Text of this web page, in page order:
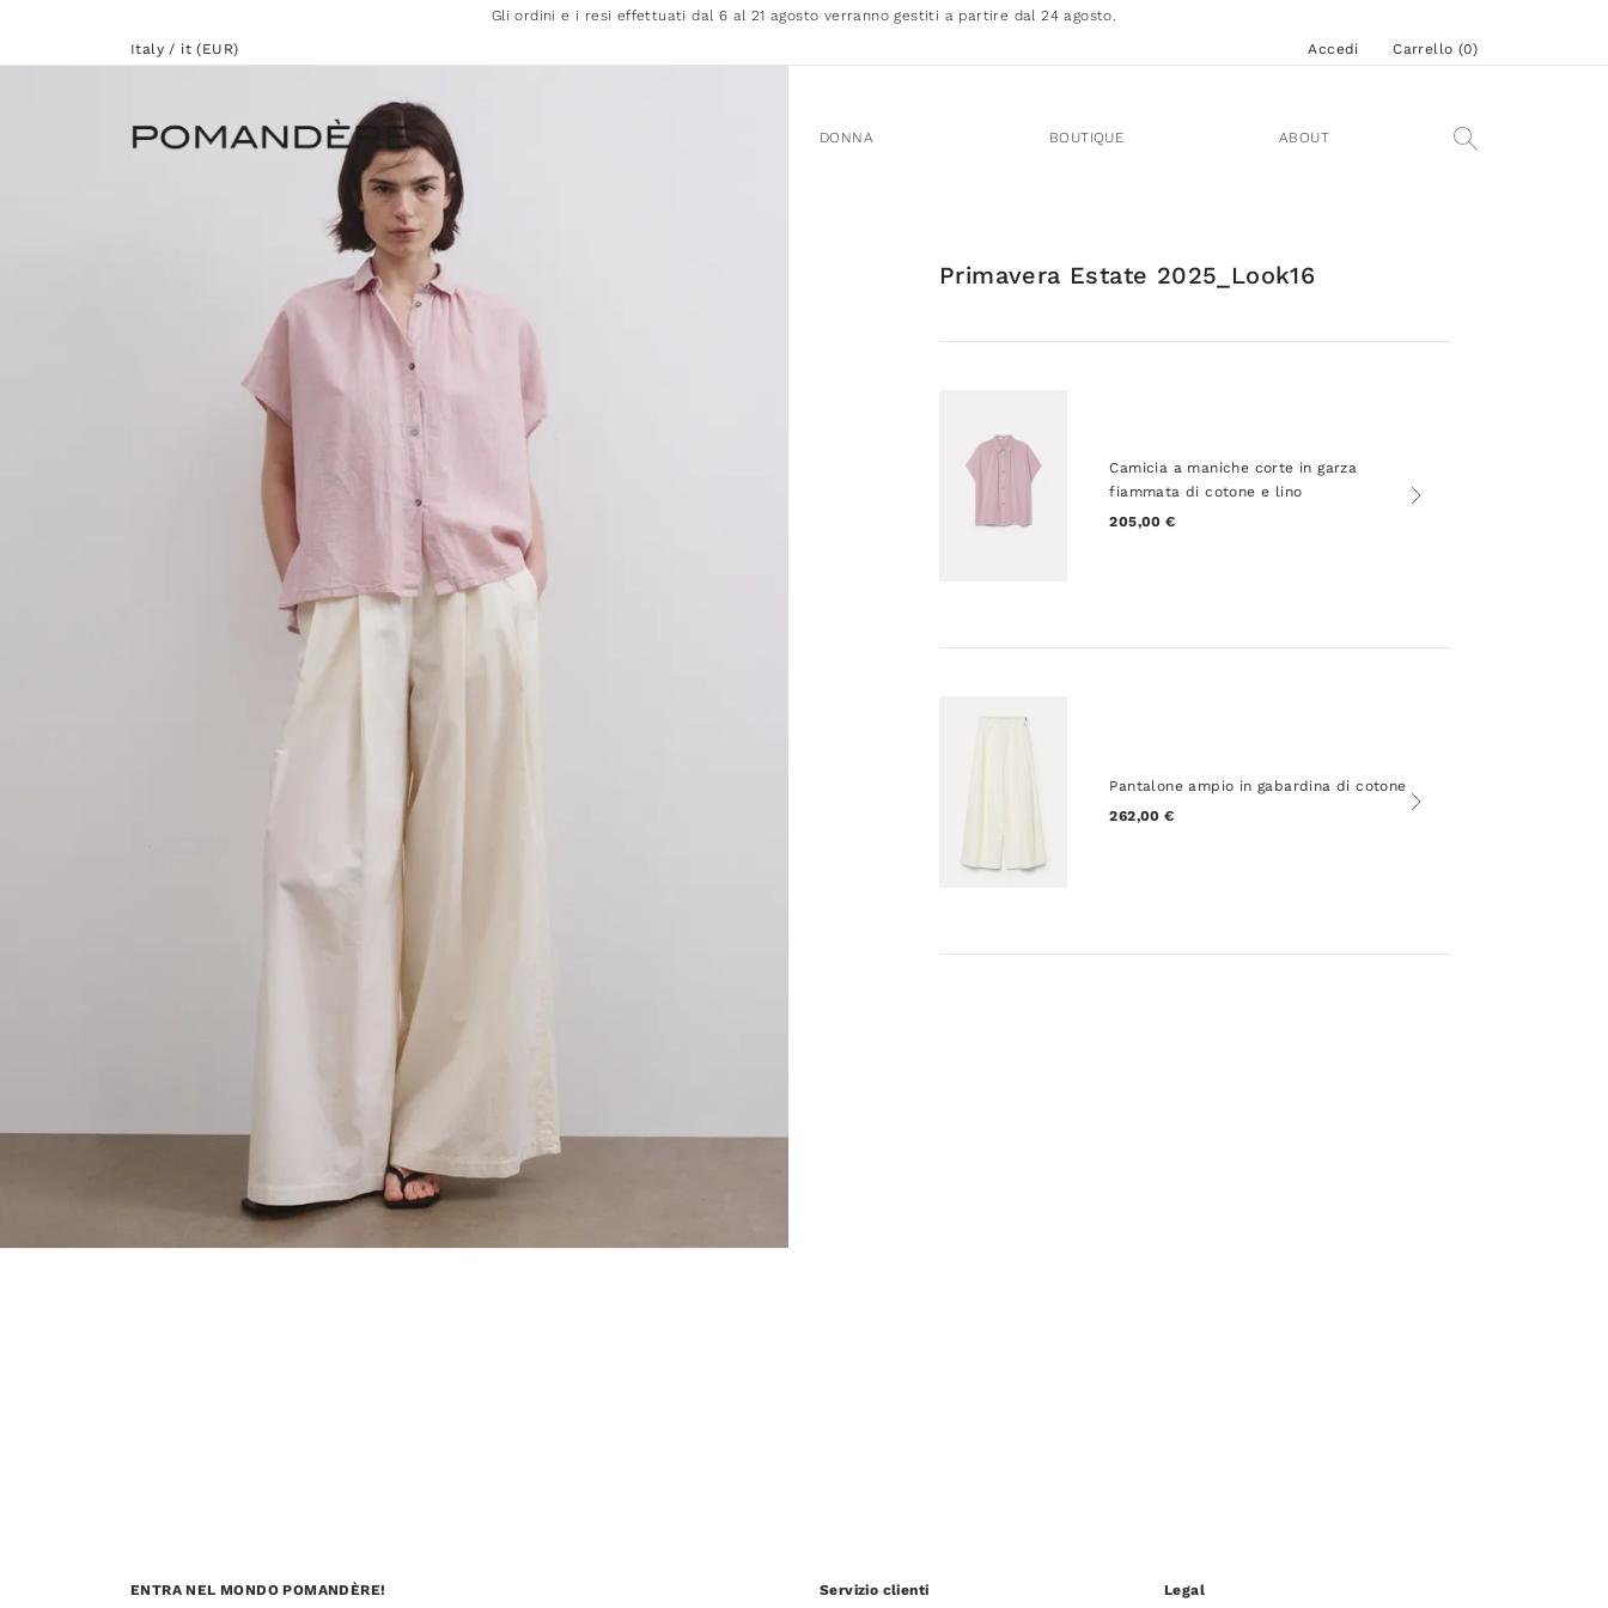
Gli ordini e i resi effettuati dal 6 al 21 agosto verranno gestiti a partire dal 24 agosto.
Italy / it (EUR)
Accedi Carrello (0)
DONNA BOUTIQUE ABOUT
Primavera Estate 2025_Look16
Camicia a maniche corte in garza
fiammata di cotone e lino
205,00 €
Pantalone ampio in gabardina di cotone
262,00 €
ENTRA NEL MONDO POMANDÈRE! Servizio clienti Legal